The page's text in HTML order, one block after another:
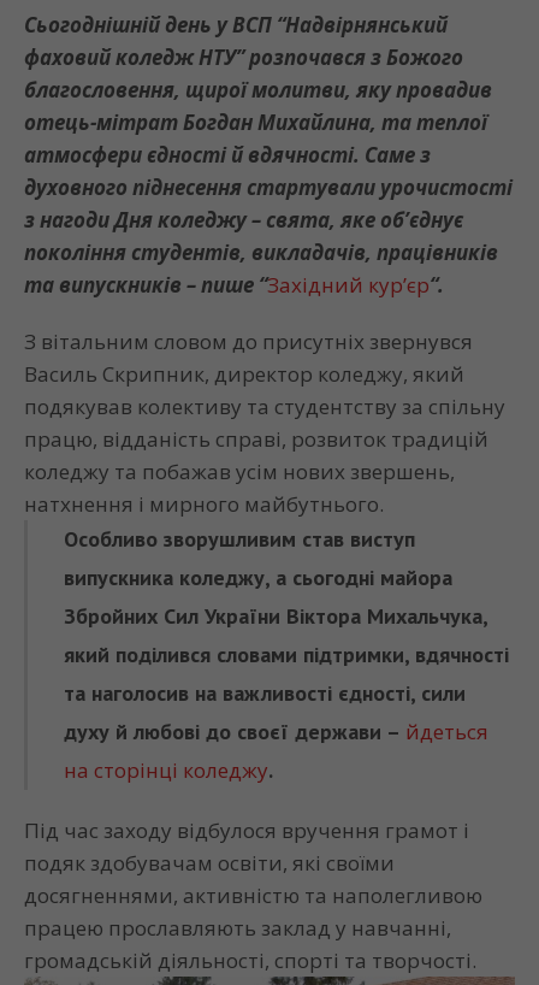
Сьогоднішній день у ВСП “Надвірнянський
фаховий коледж НТУ” розпочався з Божого
благословення, щирої молитви, яку провадив
отець-мітрат Богдан Михайлина, та теплої
атмосфери єдності й вдячності. Саме з
духовного піднесення стартували урочистості
з нагоди Дня коледжу – свята, яке об’єднує
покоління студентів, викладачів, працівників
та випускників – пише “Західний кур’єр“.
З вітальним словом до присутніх звернувся
Василь Скрипник, директор коледжу, який
подякував колективу та студентству за спільну
працю, відданість справі, розвиток традицій
коледжу та побажав усім нових звершень,
натхнення і мирного майбутнього.
Особливо зворушливим став виступ
випускника коледжу, а сьогодні майора
Збройних Сил України Віктора Михальчука,
який поділився словами підтримки, вдячності
та наголосив на важливості єдності, сили
духу й любові до своєї держави – йдеться
на сторінці коледжу.
Під час заходу відбулося вручення грамот і
подяк здобувачам освіти, які своїми
досягненнями, активністю та наполегливою
працею прославляють заклад у навчанні,
громадській діяльності, спорті та творчості.